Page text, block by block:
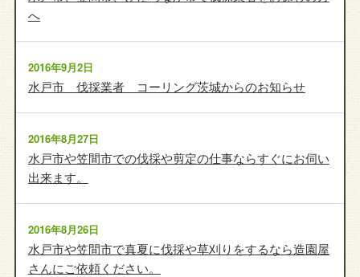
へ
2016年9月2日
水戸市 伐採業者 コーリング茨城からのお知らせ
2016年8月27日
水戸市や笠間市での伐採や剪定の仕事ならすぐにお伺い
出来ます。
2016年8月26日
水戸市や笠間市で真夏に伐採や草刈りをするなら造園屋
さんにご依頼ください。